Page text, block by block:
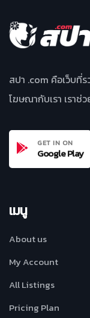
สปา .com คือเว็บที่
โฆษณากับเรา เราช่
GET IN ON
Google Play
เมนู
About us
My Account
All Listings
Pricing Plan